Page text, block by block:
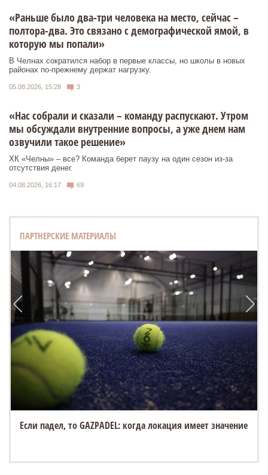
«Раньше было два-три человека на место, сейчас –
полтора-два. Это связано с демографической ямой, в
которую мы попали»
В Челнах сократился набор в первые классы, но школы в новых
районах по-прежнему держат нагрузку.
05.08.2026, 15:28 3
«Нас собрали и сказали – команду распускают. Утром
мы обсуждали внутренние вопросы, а уже днем нам
озвучили такое решение»
ХК «Челны» – все? Команда берет паузу на один сезон из-за
отсутствия денег.
04.08.2026, 16:17 69
ПАРТНЕРСКИЕ МАТЕРИАЛЫ
Если падел, то GAZPADEL: когда локация имеет значение